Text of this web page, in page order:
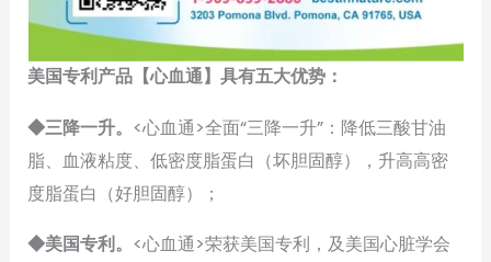
美国专利产品【心血通】具有五大优势：
◆三降一升。 <心血通>全面“三降一升”：降低三酸甘油
脂、血液粘度、低密度脂蛋白（坏胆固醇），升高高密
度脂蛋白（好胆固醇）；
◆美国专利。 <心血通>荣获美国专利，及美国心脏学会